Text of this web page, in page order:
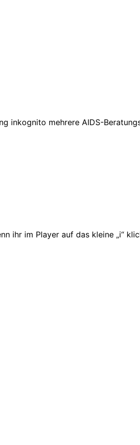
inkognito mehrere AIDS-
ihr im Player auf das kleine „i“